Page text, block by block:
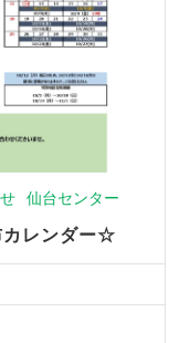
仙台センター
レンダー☆